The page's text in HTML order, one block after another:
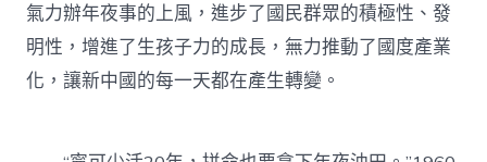
氣力辦年夜事的上風，進步了國民群眾的積極性、發
明性，增進了生孩子力的成長，無力推動了國度產業
化，讓新中國的每一天都在產生轉變。